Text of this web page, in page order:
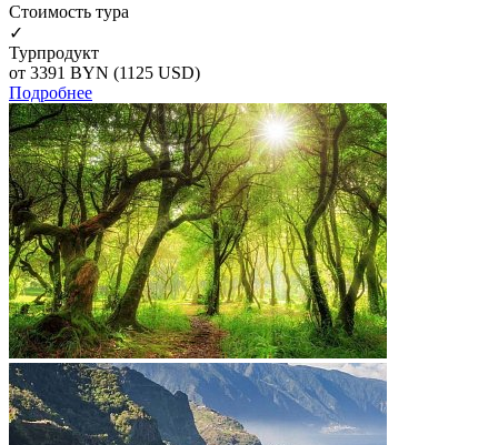
Cтоимость тура
✓
Турпродукт
от 3391 BYN (1125 USD)
Подробнее